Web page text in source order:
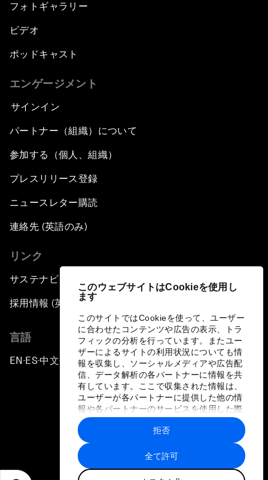
このウェブサイトはCookieを使用し
ます
このサイトではCookieを使って、ユーザー
に合わせたコンテンツや広告の表示、トラ
フィックの分析を行っています。またユー
ザーによるサイトの利用状況についても情
報を収集し、ソーシャルメディアや広告配
信、データ解析の各パートナーに情報を共
有しています。ここで収集された情報は、
ユーザーが各パートナーに提供した他の情
報や各パートナーのサービスを使用した際
に収集された情報と組み合わされ、各パー
トナーによって使用されることがありま
す。
全て許可
拒否
フォトギャラリー
ビデオ
ポッドキャスト
エンゲージメント
サインイン
パートナー（組織）について
参加する（個人、組織）
プレスリリース登録
ニュースレター購読
連絡先 (英語のみ)
リンク
サステナビリティへの取り組み
採用情報 (英語のみ)
言語
EN ▪ES▪中文▪ 日本語
プライバシーポリシーと利用規約
サイトマップ